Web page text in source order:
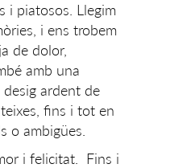
i piatosos. Llegim
i ens trobem
de dolor,
amb una
ardent de
fins i tot en
o ambigües.
i felicitat. Fins i